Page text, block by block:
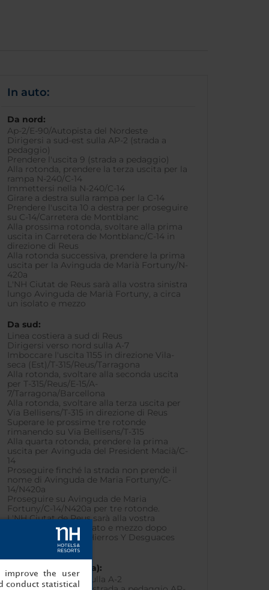
In auto:
Da nord:
Ap-2/E-90/Autopista del Nordeste
Dirigersi a sud-est sulla AP-2 (strada a
pedaggio)
Prendere l'uscita 9 (strada a pedaggio)
Alla rotonda, prendere la terza uscita per la
rampa N-240/C-14
Immettersi nella N-240/C-14
Girare a destra sulla rampa per la C-14
Prendere l'uscita 10 a destra per proseguire
su C-14/Carretera de Montblanc
Alla prossima rotonda, svoltare alla prima
uscita in Carretera de Montblanc/C-14 in
direzione di Reus
Alla rotonda successiva, prendere la prima
uscita per la Avinguda de Marià Fortuny/N-
420a
L'NH Ciutat de Reus sarà alla vostra sinistra
lungo Avinguda de Marià Fortuny, a circa
un isolato e mezzo
Da sud:
Linea costiera a sud di Reus
Dirigersi verso nord sulla A-7
Imboccare l'uscita 1155 in direzione Vila-
seca (Est)/T-315/Reus/Tarragona
Alla rotonda, svoltare alla seconda uscita
per T-315/Reus/E-15/A-
7/Tarragona/Barcellona
Alla rotonda, svoltare alla terza uscita per
Via Bellisens/T-315 in direzione di Reus
Superare le prossime tre rotonde
rimanendo su Via Bellisens/T-315
Alla quarta rotonda, prendere la prima
uscita per Avinguda del President Macià/C-
14
Proseguire finché la strada non prende il
nome di Avinguda de Maria Fortuny/C-
14/N420a
Proseguire su Avinguda de Maria
Fortuny/C-14/N420a per tre rotonde.
L'NH Ciutat de Reus sarà alla vostra
sinistra, circa un isolato e mezzo dopo
l'ultima rotonda di Hierros Y Desguaces
Da ovest (Saragozza):
Dirigersi a sud-est sulla A-2
the user
conduct statistical